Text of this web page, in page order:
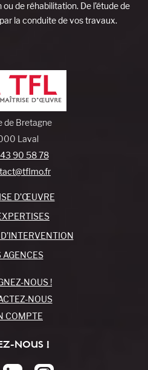
de réhabilitation. De l’étude de
la conduite de vos travaux.
de Bretagne
Laval
90 58 78
D’ŒUVRE
AGENCES
NOUS !
NOUS
COMPTE
NOUS !